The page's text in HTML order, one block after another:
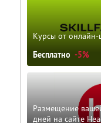
Курсы от
Бесплатно -5%
Размещение
дней на сайте